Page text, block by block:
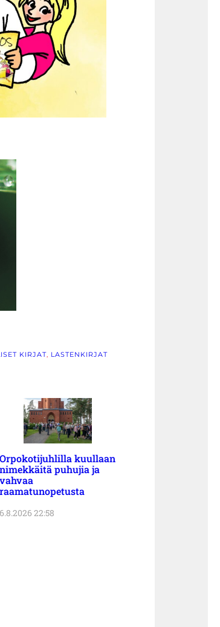
KIRJAT, LASTENKIRJAT
Orpokotijuhlilla kuullaan
nimekkäitä puhujia ja
vahvaa
raamatunopetusta
6.8.2026 22:58